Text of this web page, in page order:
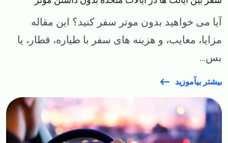
آیا می‌ خواهید بدون موتر سفر کنید؟ این مقاله
مزایا، معایب، و هزینه‌ های سفر با طیاره، قطار، یا
بس...
بیشتر بیآموزید
Image